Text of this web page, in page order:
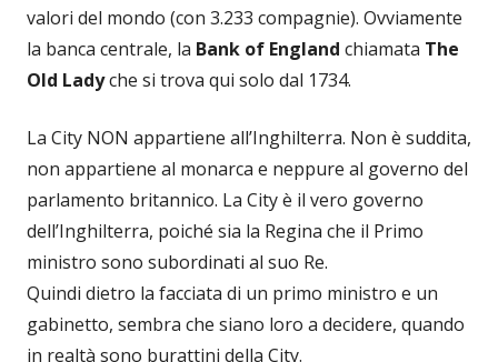
valori del mondo (con 3.233 compagnie). Ovviamente
la banca centrale, la Bank of England chiamata The
Old Ladyche si trova qui solo dal 1734.
La City NON appartiene all’Inghilterra. Non è suddita,
non appartiene al monarca e neppure al governo del
parlamento britannico. La City è il vero governo
dell’Inghilterra, poiché sia la Regina che il Primo
ministro sono subordinati al suo Re.
Quindi dietro la facciata di un primo ministro e un
gabinetto, sembra che siano loro a decidere, quando
in realtà sono burattini della City.